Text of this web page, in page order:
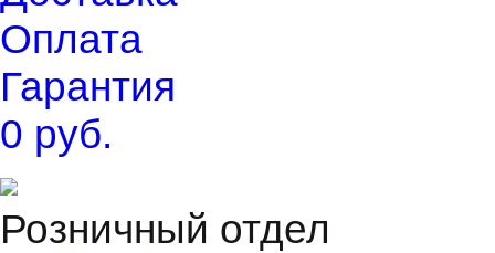
Оплата
Гарантия
0 руб.
Розничный отдел